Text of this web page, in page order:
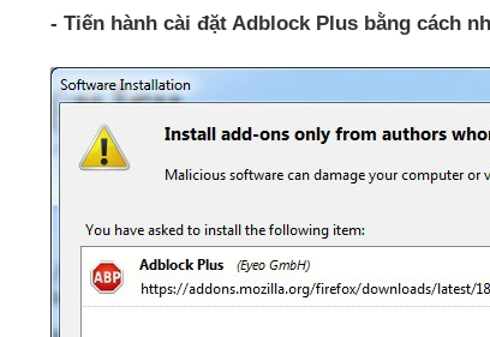
- Tiến hành cài đặt Adblock Plus bằng cách